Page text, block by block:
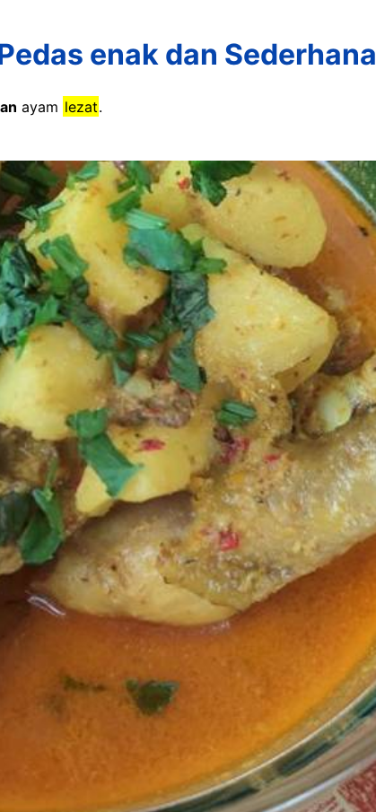
enak dan Sederhana
ayam lezat.